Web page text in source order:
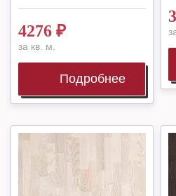
4276 ₽
за кв. м.
Подробнее